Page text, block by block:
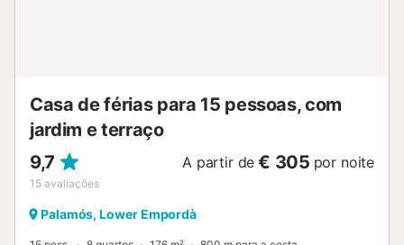
Casa de férias para 15 pessoas, com
jardim e terraço
9,7
15 avaliações
A partir de € 305 por noite
Palamós, Lower Empordà